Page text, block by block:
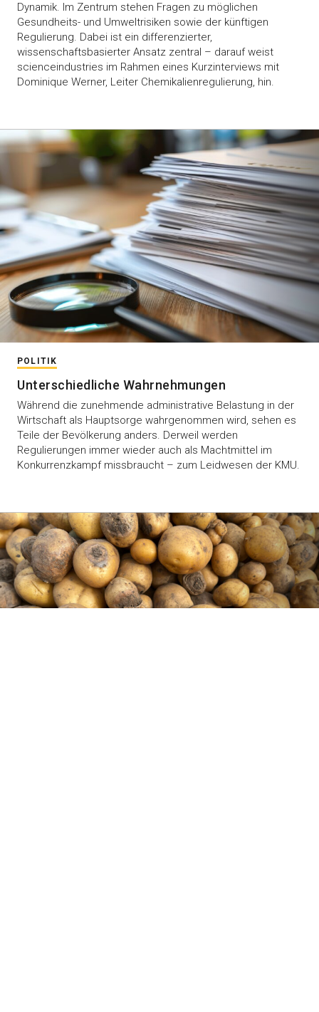
Dynamik. Im Zentrum stehen Fragen zu möglichen
Gesundheits- und Umweltrisiken sowie der künftigen
Regulierung. Dabei ist ein differenzierter,
wissenschaftsbasierter Ansatz zentral – darauf weist
scienceindustries im Rahmen eines Kurzinterviews mit
Dominique Werner, Leiter Chemikalienregulierung, hin.
POLITIK
Unterschiedliche Wahrnehmungen
Während die zunehmende administrative Belastung in der
Wirtschaft als Hauptsorge wahrgenommen wird, sehen es
Teile der Bevölkerung anders. Derweil werden
Regulierungen immer wieder auch als Machtmittel im
Konkurrenzkampf missbraucht – zum Leidwesen der KMU.